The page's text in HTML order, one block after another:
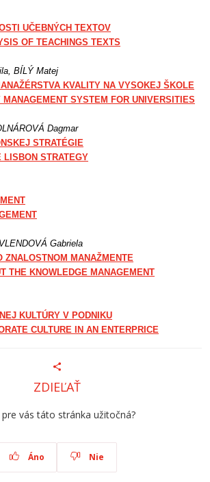
UČEBNÝCH TEXTOV
OF TEACHINGS TEXTS
BÍLÝ Matej
KVALITY NA VYSOKEJ ŠKOLE
MANAGEMENT SYSTEM FOR UNIVERSITIES
Dagmar
STRATÉGIE
LISBON STRATEGY
Gabriela
ZNALOSTNOM MANAŽMENTE
THE KNOWLEDGE MANAGEMENT
KULTÚRY V PODNIKU
CULTURE IN AN ENTERPRICE
ZDIEĽAŤ
vás táto stránka užitočná?
Áno Nie